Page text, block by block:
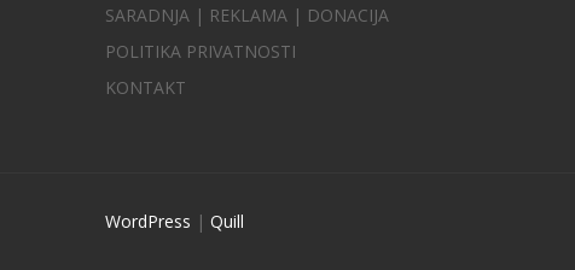
SARADNJA | REKLAMA | DONACIJA
POLITIKA PRIVATNOSTI
KONTAKT
WordPress | Quill